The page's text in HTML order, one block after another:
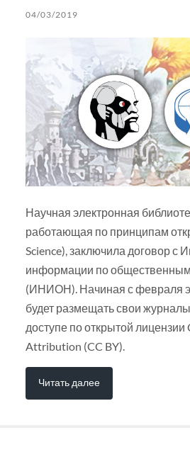
04/03/2019
Научная электронная
работающая по принципам
Science), заключила договор с
информации по
(ИНИОН). Начиная с февраля
будет размещать свои
доступе по открытой
Attribution (CC BY).
Читать далее